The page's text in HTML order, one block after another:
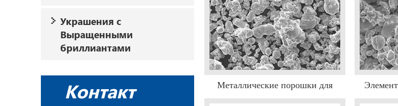
Украшения с
Выращенными
бриллиантами
Контакт
Металлические порошки для
инструментов